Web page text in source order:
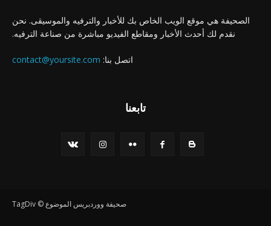
الصحيفة هي موقع الويب الخاص بك للأخبار والترفيه والموسيقى. نحن
نقدم لك أحدث الأخبار ومقاطع الفيديو مباشرة من صناعة الترفيه.
اتصل بنا: contact@yoursite.com
تابعنا
صحيفة ووردبريس الموضوع © TagDiv